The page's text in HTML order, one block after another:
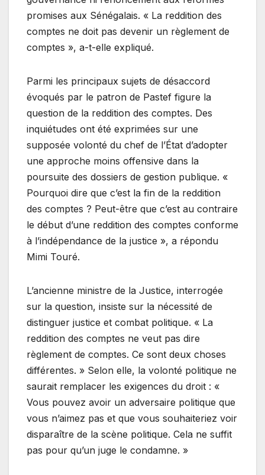
promises aux Sénégalais. « La reddition des
comptes ne doit pas devenir un règlement de
comptes », a-t-elle expliqué.
Parmi les principaux sujets de désaccord
évoqués par le patron de Pastef figure la
question de la reddition des comptes. Des
inquiétudes ont été exprimées sur une
supposée volonté du chef de l’État d’adopter
une approche moins offensive dans la
poursuite des dossiers de gestion publique. «
Pourquoi dire que c’est la fin de la reddition
des comptes ? Peut-être que c’est au contraire
le début d’une reddition des comptes conforme
à l’indépendance de la justice », a répondu
Mimi Touré.
L’ancienne ministre de la Justice, interrogée
sur la question, insiste sur la nécessité de
distinguer justice et combat politique. « La
reddition des comptes ne veut pas dire
règlement de comptes. Ce sont deux choses
différentes. » Selon elle, la volonté politique ne
saurait remplacer les exigences du droit : «
Vous pouvez avoir un adversaire politique que
vous n’aimez pas et que vous souhaiteriez voir
disparaître de la scène politique. Cela ne suffit
pas pour qu’un juge le condamne. »